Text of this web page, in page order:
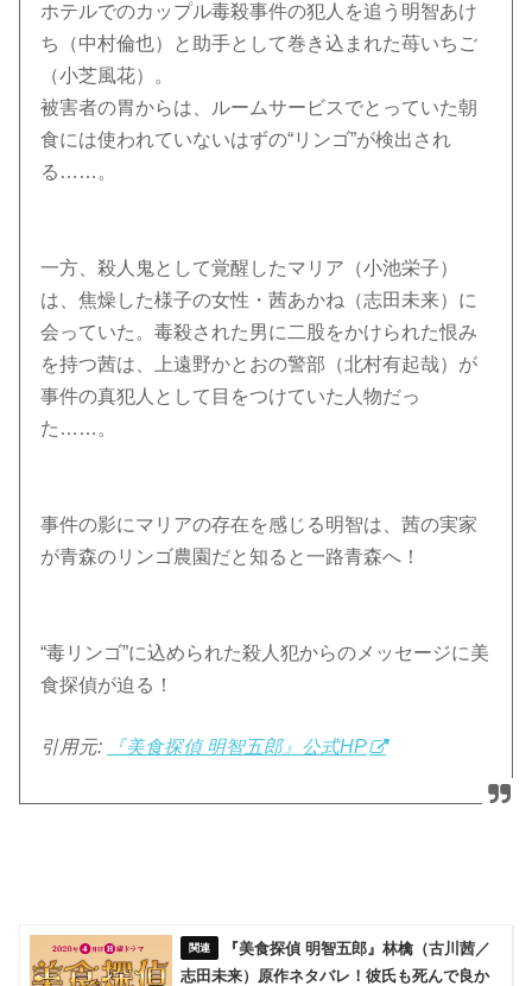
ホテルでのカップル毒殺事件の犯人を追う明智あけ
ち（中村倫也）と助手として巻き込まれた苺いちご
（小芝風花）。
被害者の胃からは、ルームサービスでとっていた朝
食には使われていないはずの“リンゴ”が検出され
る……。
一方、殺人鬼として覚醒したマリア（小池栄子）
は、焦燥した様子の女性・茜あかね（志田未来）に
会っていた。毒殺された男に二股をかけられた恨み
を持つ茜は、上遠野かとおの警部（北村有起哉）が
事件の真犯人として目をつけていた人物だっ
た……。
事件の影にマリアの存在を感じる明智は、茜の実家
が青森のリンゴ農園だと知ると一路青森へ！
“毒リンゴ”に込められた殺人犯からのメッセージに美
食探偵が迫る！
引用元: 『美食探偵 明智五郎』公式HP
『美食探偵 明智五郎』林檎（古川茜／
志田未来）原作ネタバレ！彼氏も死んで良か